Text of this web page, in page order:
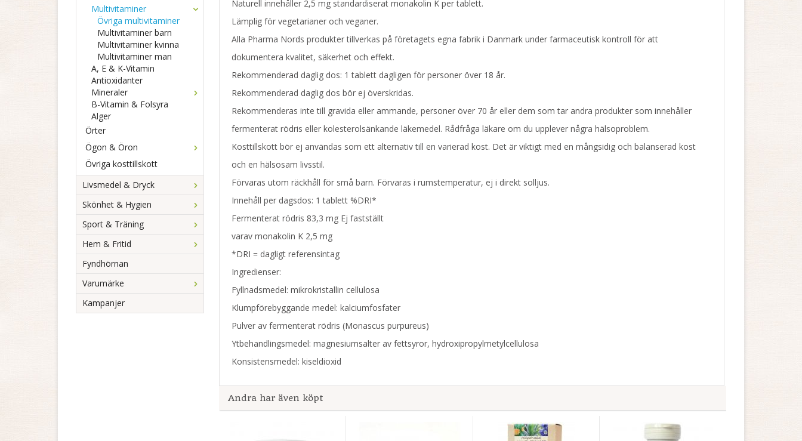
Multivitaminer
Övriga multivitaminer
Multivitaminer barn
Multivitaminer kvinna
Multivitaminer man
A, E & K-Vitamin
Antioxidanter
Mineraler
B-Vitamin & Folsyra
Alger
Örter
Ögon & Öron
Övriga kosttillskott
Livsmedel & Dryck
Skönhet & Hygien
Sport & Träning
Hem & Fritid
Fyndhörnan
Varumärke
Kampanjer
Naturell innehåller 2,5 mg standardiserat monakolin K per tablett.
Lämplig för vegetarianer och veganer.
Alla Pharma Nords produkter tillverkas på företagets egna fabrik i Danmark under farmaceutisk kontroll för att
dokumentera kvalitet, säkerhet och effekt.
Rekommenderad daglig dos: 1 tablett dagligen för personer över 18 år.
Rekommenderad daglig dos bör ej överskridas.
Rekommenderas inte till gravida eller ammande, personer över 70 år eller dem som tar andra produkter som innehåller
fermenterat rödris eller kolesterolsänkande läkemedel. Rådfråga läkare om du upplever några hälsoproblem.
Kosttillskott bör ej användas som ett alternativ till en varierad kost. Det är viktigt med en mångsidig och balanserad kost
och en hälsosam livsstil.
Förvaras utom räckhåll för små barn. Förvaras i rumstemperatur, ej i direkt solljus.
Innehåll per dagsdos: 1 tablett %DRI*
Fermenterat rödris 83,3 mg Ej fastställt
varav monakolin K 2,5 mg
*DRI = dagligt referensintag
Ingredienser:
Fyllnadsmedel: mikrokristallin cellulosa
Klumpförebyggande medel: kalciumfosfater
Pulver av fermenterat rödris (Monascus purpureus)
Ytbehandlingsmedel: magnesiumsalter av fettsyror, hydroxipropylmetylcellulosa
Konsistensmedel: kiseldioxid
Andra har även köpt